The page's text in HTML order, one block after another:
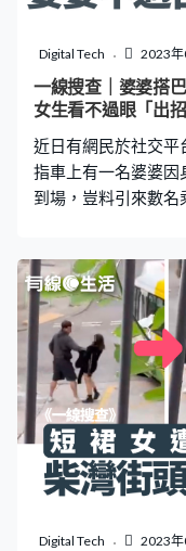
疑被小巴阻擋了其視
色的士駛近，當她
她撞倒。 網民：用
即站起來，拍一
Digital Tech 2023年
一線搜查｜婆婆搭
女生看不過眼「出
近日有網民於社交平
指車上有一名婆婆因
到場，豈料引來數
義勇為，更直斥有關
遭抱怨阻返工 2月
柴灣事」發文，指
身體不適無法下車
企唔到起身，落唔
需要召喚救護車到
（哋）要返工，你唔
咁樣就唔好搭巴士
門文章 的士司機
裙女遭推跌險被車
Digital Tech 2023年